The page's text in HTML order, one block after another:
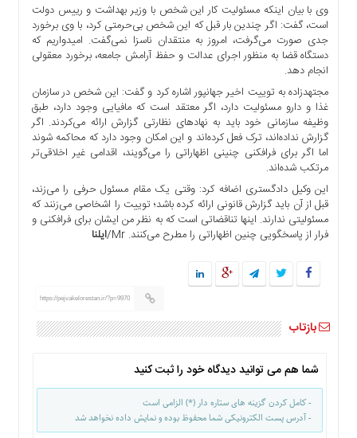
تعرفه
درباره
چند
رسانه
ارتباط
برگه
نمونه
تعرفه
وی با بیان اینکه مسئولیت کار این شخص با وزیر بهداشت و رییس دولت
است، گفت: اگر چندین بار قبل که این شخص بی‌حرمتی کرد، با وی برخورد
جدی صورت می‌گرفت، امروز به منتقدان ناسزا نمی‌گفت. امیدواریم که
دستگاه قضا به منظور اجرای عدالت و حفظ آرامش جامعه، برخورد معقولی
انجام دهد.
مجتهدزاده به توییت اخیر جهانپور اشاره کرد و گفت: این شخص در سازمان
غذا و دارو مسئولیت دارد، اگر معتقد است که مافیایی وجود دارد، طبق
وظیفه سازمانی خود باید به نهادهای نظارتی گزارش ارائه می‌کردند. اگر
گزارش نداده‌اند، ترک فعل کرده‌اند و این امکان وجود دارد که محاکمه شوند
اما اگر برای فرافکنی چنینی اظهاراتی را می‌گویند، اقدامی غیر اخلاقی‌تر
مرتکب شده‌اند.
این وکیل دادگستری اضافه کرد: وقتی یک مقام مسئول حرفی را می‌زند،
قبل از آن باید گزارش قانونی ارائه کرده باشد؛ توییت را اشخاصی می‌زنند که
مسئولیتی ندارند. اینها تناقضاتی است که به نظر من ایشان برای فرافکنی و
فرار از پاسخگویی چنین اظهاراتی را مطرح می‌کنند. Mr/
ایلنا
https://pejvakelorestan.ir/?p=9970
بازتاب
شما هم می توانید دیدگاه خود را ثبت کنید
- کامل کردن گزینه های ستاره دار (*) الزامی است
- آدرس پست الکترونیکی شما محفوظ بوده و نمایش داده نخواهد شد